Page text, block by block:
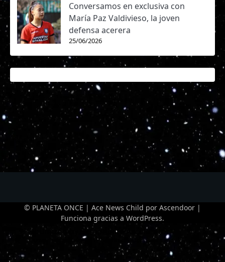
Conversamos en exclusiva con
María Paz Valdivieso, la joven
defensa acerera
25/06/2026
© PLANETA ONCE | Ace News Child por Ascendoor |
Funciona gracias a WordPress.
Optimized by Seraphinite Accelerator
Turns on site high speed to be attractive for people and search engines.